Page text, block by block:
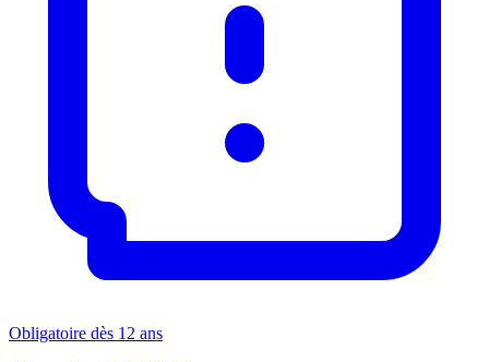
Obligatoire dès 12 ans